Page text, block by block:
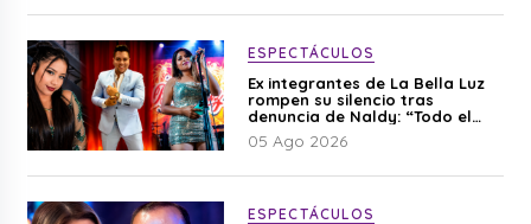
ESPECTÁCULOS
Ex integrantes de La Bella Luz
rompen su silencio tras
denuncia de Naldy: “Todo el
mundo lo sabía”
05 Ago 2026
ESPECTÁCULOS